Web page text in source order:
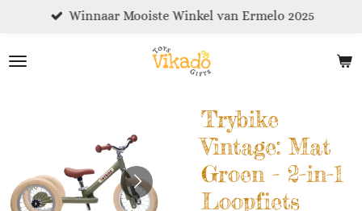
naar
Winnaar Mooiste Winkel van Ermelo 2025
Trybike
Vintage: Mat
Groen - 2-in-1
Loopfiets